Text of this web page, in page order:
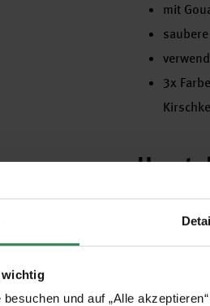
wichtig
und auf „Alle
mit
3x